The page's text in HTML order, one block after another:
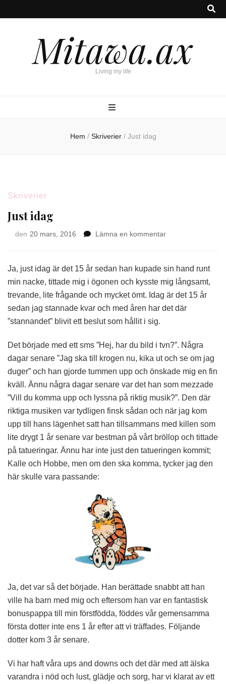
Mitawa.ax
Living my life
Hem / Skriverier / Just idag
Skriverier
Just idag
den 20 mars, 2016 Lämna en kommentarpå
Ja, just idag är det 15 år sedan han kupade sin hand runt
min nacke, tittade mig i ögonen och kysste mig långsamt,
trevande, lite frågande och mycket ömt. Idag är det 15 år
sedan jag stannade kvar och med åren har det där
”stannandet” blivit ett beslut som hållit i sig.
Det började med ett sms ”Hej, har du bild i tvn?”. Några
dagar senare ”Jag ska till krogen nu, kika ut och se om jag
duger” och han gjorde tummen upp och önskade mig en fin
kväll. Ännu några dagar senare var det han som mezzade
”Vill du komma upp och lyssna på riktig musik?”. Den där
riktiga musiken var tydligen finsk sådan och när jag kom
upp till hans lägenhet satt han tillsammans med killen som
lite drygt 1 år senare var bestman på vårt bröllop och tittade
på tatueringar. Ännu har inte just den tatueringen kommit;
Kalle och Hobbe, men om den ska komma, tycker jag den
här skulle vara passande:
Ja, det var så det började. Han berättade snabbt att han
ville ha barn med mig och eftersom han var en fantastisk
bonuspappa till min förstfödda, föddes vår gemensamma
första dotter inte ens 1 år efter att vi träffades. Följande
dotter kom 3 år senare.
Vi har haft våra ups and downs och det där med att älska
varandra i nöd och lust, glädje och sorg, har vi klarat av ett